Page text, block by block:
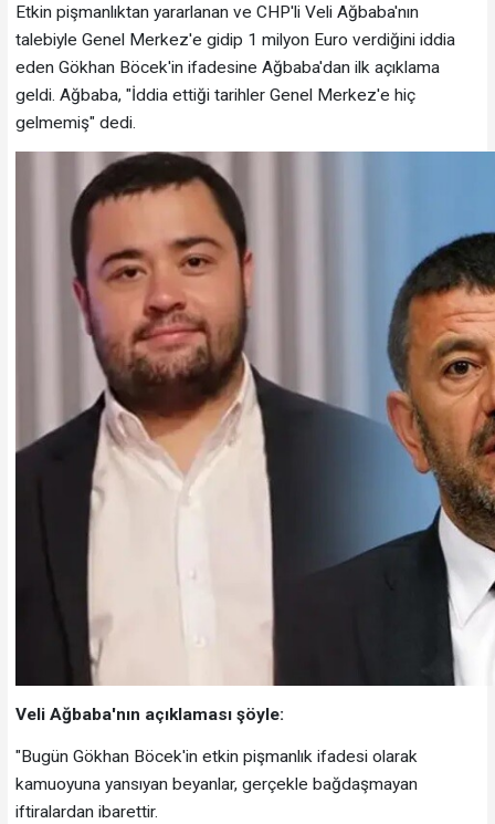
Etkin pişmanlıktan yararlanan ve CHP'li Veli Ağbaba'nın
talebiyle Genel Merkez'e gidip 1 milyon Euro verdiğini iddia
eden Gökhan Böcek'in ifadesine Ağbaba'dan ilk açıklama
geldi. Ağbaba, "İddia ettiği tarihler Genel Merkez'e hiç
gelmemiş" dedi.
Veli Ağbaba'nın açıklaması şöyle:
"Bugün Gökhan Böcek'in etkin pişmanlık ifadesi olarak
kamuoyuna yansıyan beyanlar, gerçekle bağdaşmayan
iftiralardan ibarettir.